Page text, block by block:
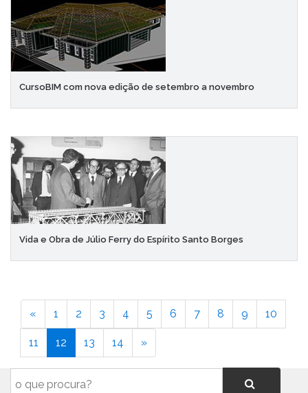
CursoBIM com nova edição de setembro a novembro
Vida e Obra de Júlio Ferry do Espírito Santo Borges
« 1 2 3 4 5 6 7 8 9 10
11 12 13 14 »